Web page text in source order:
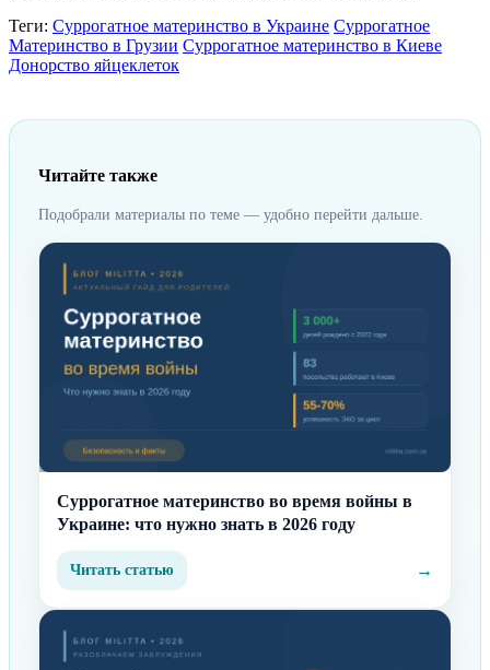
Теги: Суррогатное материнство в Украине Суррогатное
Материнство в Грузии Суррогатное материнство в Киеве
Донорство яйцеклеток
Читайте также
Подобрали материалы по теме — удобно перейти дальше.
Суррогатное материнство во время войны в
Украине: что нужно знать в 2026 году
Читать статью →